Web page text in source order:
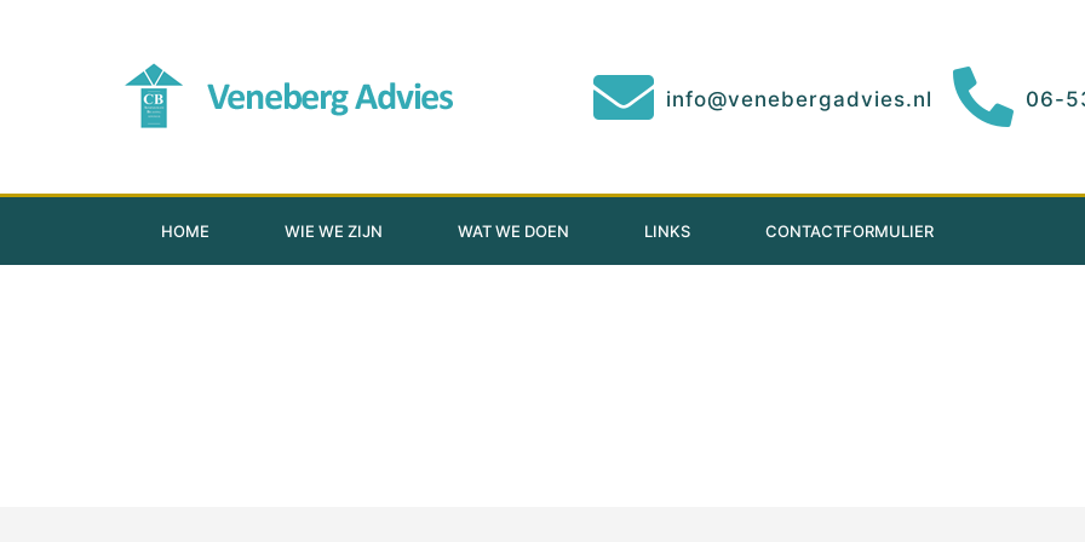
info@venebergadvies.nl 06-
HOME WIE WE ZIJN WAT WE DOEN LINKS CONTACTFORMULIER